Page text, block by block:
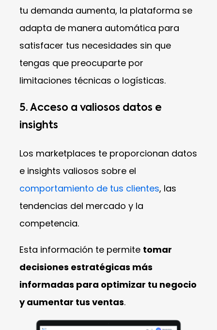
tu demanda aumenta, la plataforma se
adapta de manera automática para
satisfacer tus necesidades sin que
tengas que preocuparte por
limitaciones técnicas o logísticas.
5. Acceso a valiosos datos e
insights
Los marketplaces te proporcionan datos
e insights valiosos sobre el
comportamiento de tus clientes, las
tendencias del mercado y la
competencia.
Esta información te permite tomar
decisiones estratégicas más
informadas para optimizar tu negocio
y aumentar tus ventas.